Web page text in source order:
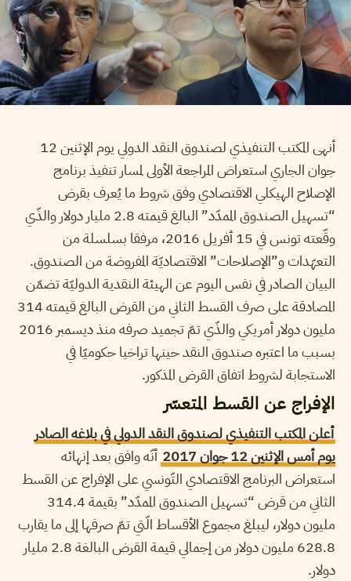
أنهى المكتب التنفيذي لصندوق النقد الدولي يوم الإثنين 12
جوان الجاري استعراض المراجعة الأولى لمسار تنفيذ برنامج
الإصلاح الهيكلي الاقتصادي وفق شروط ما يُعرف بقرض
“تسهيل الصندوق الممدّد” البالغ قيمته 2.8 مليار دولار والذّي
وقّعته تونس في 15 أفريل 2016، مرفقا بسلسلة من
التعهّدات و”الإصلاحات” الاقتصاديّة المفروضة من الصندوق.
البيان الصادر في نفس اليوم عن الهيئة النقدية الدوليّة تضمّن
المصادقة على صرف القسط الثاني من القرض البالغ قيمته 314
مليون دولار أمريكي والذّي تمّ تجميد صرفه منذ ديسمبر 2016
بسبب ما اعتبره صندوق النقد حينها تراخيا حكوميّا في
الاستجابة لشروط اتفاق القرض المذكور.
الإفراج عن القسط المتعسّر
أعلن المكتب التنفيذي لصندوق النقد الدولي في بلاغه الصادر
يوم أمس الإثنين 12 جوان 2017
أنّه وافق بعد إنهائه
استعراض البرنامج الاقتصادي التّونسي على الإفراج عن القسط
الثاني من قرض “تسهيل الصندوق الممدّد” بقيمة 314.4
مليون دولار، ليبلغ مجموع الأقساط الّتي تمّ صرفها إلى ما يقارب
628.8 مليون دولار من إجمالي قيمة القرض البالغة 2.8 مليار
دولار.